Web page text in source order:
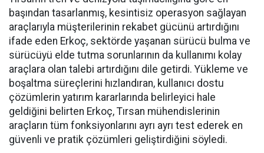
başından ta­sarlanmış, kesintisiz operasyon sağlayan
araçlarıyla müşterile­rinin rekabet gücünü artırdığını
ifade eden Erkoç, sektörde yaşa­nan sürücü bulma ve
sürücüyü el­de tutma sorunlarının da kullanı­mı kolay
araçlara olan talebi ar­tırdığını dile getirdi. Yükleme ve
boşaltma süreçlerini hızlandıran, kullanıcı dostu
çözümlerin yatı­rım kararlarında belirleyici hale
geldiğini belirten Erkoç, Tırsan mühendislerinin
araçların tüm fonksiyonlarını ayrı ayrı test ede­rek en
güvenli ve pratik çözümleri geliştirdiğini söyledi.